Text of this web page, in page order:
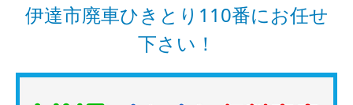
伊達市廃車ひきとり110番にお任せ
下さい！